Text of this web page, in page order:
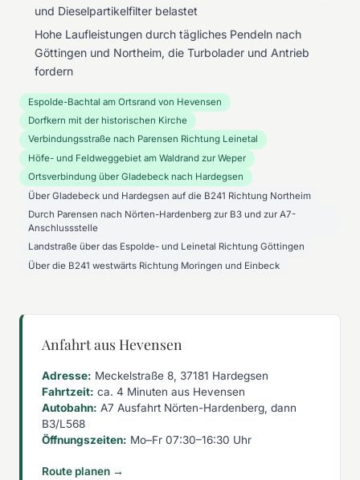
und Dieselpartikelfilter belastet
Hohe Laufleistungen durch tägliches Pendeln nach
Göttingen und Northeim, die Turbolader und Antrieb
fordern
Espolde-Bachtal am Ortsrand von Hevensen
Dorfkern mit der historischen Kirche
Verbindungsstraße nach Parensen Richtung Leinetal
Höfe- und Feldweggebiet am Waldrand zur Weper
Ortsverbindung über Gladebeck nach Hardegsen
Über Gladebeck und Hardegsen auf die B241 Richtung Northeim
Durch Parensen nach Nörten-Hardenberg zur B3 und zur A7-
Anschlussstelle
Landstraße über das Espolde- und Leinetal Richtung Göttingen
Über die B241 westwärts Richtung Moringen und Einbeck
Anfahrt aus Hevensen
Adresse: Meckelstraße 8, 37181 Hardegsen
Fahrtzeit: ca. 4 Minuten aus Hevensen
Autobahn: A7 Ausfahrt Nörten-Hardenberg, dann
B3/L568
Öffnungszeiten: Mo–Fr 07:30–16:30 Uhr
Route planen →